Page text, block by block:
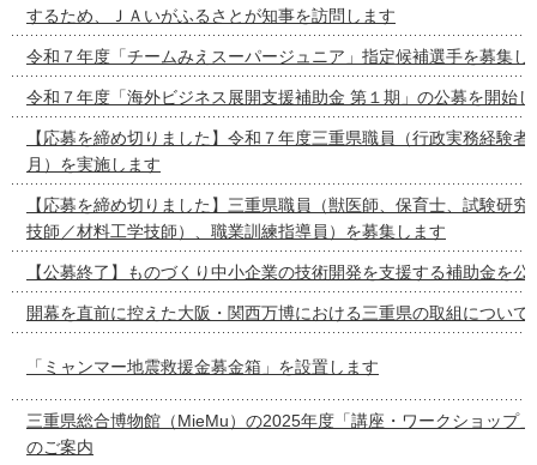
するため、ＪＡいがふるさとが知事を訪問します
令和７年度「チームみえスーパージュニア」指定候補選手を募集し
令和７年度「海外ビジネス展開支援補助金 第１期」の公募を開始
【応募を締め切りました】令和７年度三重県職員（行政実務経験
月）を実施します
【応募を締め切りました】三重県職員（獣医師、保育士、試験研
技師／材料工学技師）、職業訓練指導員）を募集します
【公募終了】ものづくり中小企業の技術開発を支援する補助金を公
開幕を直前に控えた大阪・関西万博における三重県の取組について
「ミャンマー地震救援金募金箱」を設置します
三重県総合博物館（MieMu）の2025年度「講座・ワークショップ
のご案内